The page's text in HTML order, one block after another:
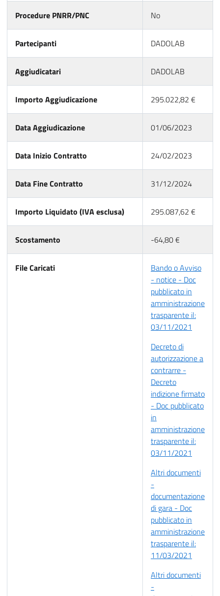
Procedure PNRR/PNC No
Partecipanti DADOLAB
Aggiudicatari DADOLAB
Importo Aggiudicazione 295.022,82 €
Data Aggiudicazione 01/06/2023
Data Inizio Contratto 24/02/2023
Data Fine Contratto 31/12/2024
Importo Liquidato (IVA esclusa) 295.087,62 €
Scostamento -64,80 €
File Caricati
Bando o Avviso
- notice - Doc
pubblicato in
amministrazione
trasparente il:
03/11/2021
Decreto di
autorizzazione a
contrarre -
Decreto
indizione firmato
- Doc pubblicato
in
amministrazione
trasparente il:
03/11/2021
Altri documenti
-
documentazione
di gara - Doc
pubblicato in
amministrazione
trasparente il:
11/03/2021
Altri documenti
-